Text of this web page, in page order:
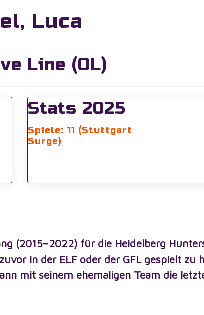
, Luca
Line (OL)
Stats 2025
Spiele: 11 (Stuttgart
Surge)
(2015–2022) für die Heidelberg
in der ELF oder der GFL gespielt zu
mit seinem ehemaligen Team die